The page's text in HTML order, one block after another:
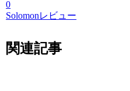
0
Solomonレビュー
関連記事